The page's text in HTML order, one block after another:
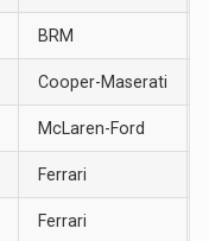
BRM
Cooper-Maserati
McLaren-Ford
Ferrari
Ferrari